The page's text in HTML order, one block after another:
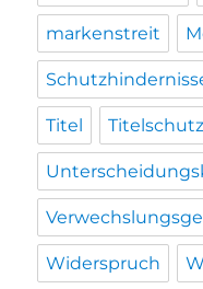
markenstreit
Titel Titelschutz
Widerspruch